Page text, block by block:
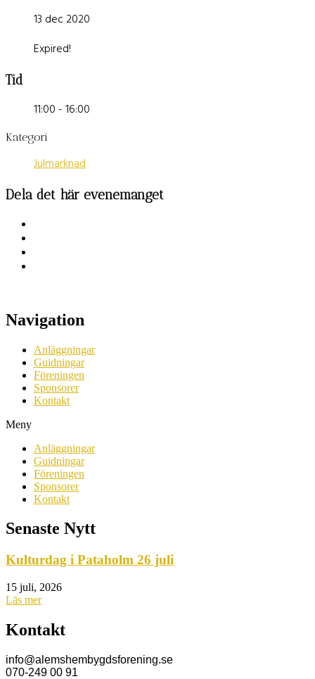
13 dec 2020
Expired!
Tid
11:00 - 16:00
Kategori
Julmarknad
Dela det här evenemanget
Navigation
Anläggningar
Guidningar
Föreningen
Sponsorer
Kontakt
Meny
Anläggningar
Guidningar
Föreningen
Sponsorer
Kontakt
Senaste Nytt
Kulturdag i Pataholm 26 juli
15 juli, 2026
Läs mer
Kontakt
info@alemshembygdsforening.se
070-249 00 91